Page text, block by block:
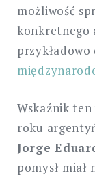
możliwość
konkretnego
przykładowo
Wskaźnik ten
roku
Jorge
pomysł miał